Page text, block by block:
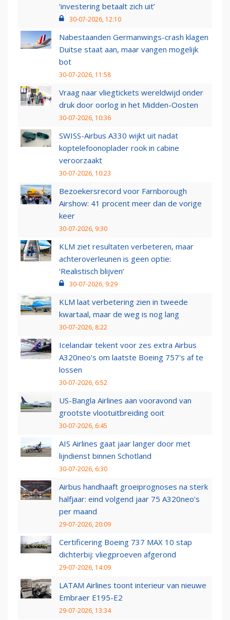
‘investering betaalt zich uit’
30-07-2026, 12:10
Nabestaanden Germanwings-crash klagen
Duitse staat aan, maar vangen mogelijk
bot
30-07-2026, 11:58
Vraag naar vliegtickets wereldwijd onder
druk door oorlog in het Midden-Oosten
30-07-2026, 10:36
SWISS-Airbus A330 wijkt uit nadat
koptelefoonoplader rook in cabine
veroorzaakt
30-07-2026, 10:23
Bezoekersrecord voor Farnborough
Airshow: 41 procent meer dan de vorige
keer
30-07-2026, 9:30
KLM ziet resultaten verbeteren, maar
achteroverleunen is geen optie:
‘Realistisch blijven’
30-07-2026, 9:29
KLM laat verbetering zien in tweede
kwartaal, maar de weg is nog lang
30-07-2026, 8:22
Icelandair tekent voor zes extra Airbus
A320neo's om laatste Boeing 757's af te
lossen
30-07-2026, 6:52
US-Bangla Airlines aan vooravond van
grootste vlootuitbreiding ooit
30-07-2026, 6:45
AIS Airlines gaat jaar langer door met
lijndienst binnen Schotland
30-07-2026, 6:30
Airbus handhaaft groeiprognoses na sterk
halfjaar: eind volgend jaar 75 A320neo’s
per maand
29-07-2026, 20:09
Certificering Boeing 737 MAX 10 stap
dichterbij: vliegproeven afgerond
29-07-2026, 14:09
LATAM Airlines toont interieur van nieuwe
Embraer E195-E2
29-07-2026, 13:34